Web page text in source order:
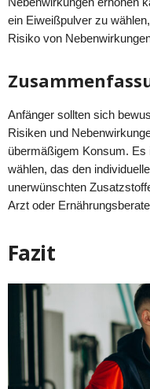
ein Eiweißpulver zu
Risiko von
Anfänger sollten sich
Risiken und
übermäßigem Konsum.
wählen, das den
unerwünschten
Arzt oder
Fazit